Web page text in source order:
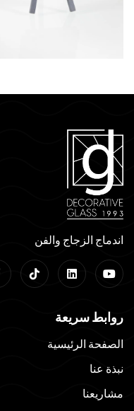
اندماج الزجاج والفن
روابط سريعة
الصفحة الرئيسية
نبذة عنا
مشاريعنا